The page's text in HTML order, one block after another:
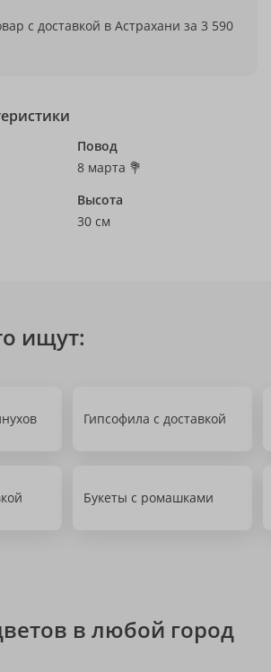
с доставкой в Астрахани за 3 590
Повод
8 марта 💐
Высота
30 см
ищут:
Гипсофила с доставкой
Букеты с ромашками
в любой город